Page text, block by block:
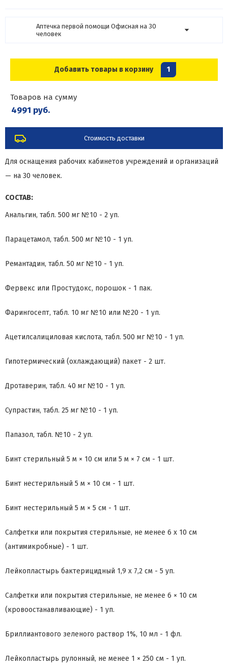
Аптечка первой помощи Офисная на 30
человек
Добавить товары в корзину 1
Товаров на сумму
4991 руб.
Стоимость доставки
Для оснащения рабочих кабинетов учреждений и организаций
— на 30 человек.
СОСТАВ:
Анальгин, табл. 500 мг №10 - 2 уп.
Парацетамол, табл. 500 мг №10 - 1 уп.
Ремантадин, табл. 50 мг №10 - 1 уп.
Фервекс или Простудокс, порошок - 1 пак.
Фарингосепт, табл. 10 мг №10 или №20 - 1 уп.
Ацетилсалициловая кислота, табл. 500 мг №10 - 1 уп.
Гипотермический (охлаждающий) пакет - 2 шт.
Дротаверин, табл. 40 мг №10 - 1 уп.
Супрастин, табл. 25 мг №10 - 1 уп.
Папазол, табл. №10 - 2 уп.
Бинт стерильный 5 м × 10 см или 5 м × 7 см - 1 шт.
Бинт нестерильный 5 м × 10 см - 1 шт.
Бинт нестерильный 5 м × 5 см - 1 шт.
Салфетки или покрытия стерильные, не менее 6 x 10 см
(антимикробные) - 1 шт.
Лейкопластырь бактерицидный 1,9 x 7,2 см - 5 уп.
Салфетки или покрытия стерильные, не менее 6 × 10 см
(кровоостанавливающие) - 1 уп.
Бриллиантового зеленого раствор 1%, 10 мл - 1 фл.
Лейкопластырь рулонный, не менее 1 × 250 см - 1 уп.